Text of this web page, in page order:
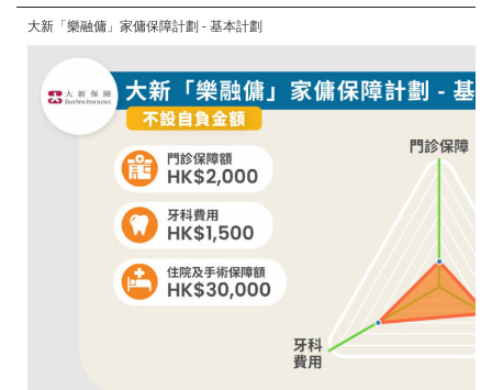
大新「樂融傭」家傭保障計劃 - 基本計劃